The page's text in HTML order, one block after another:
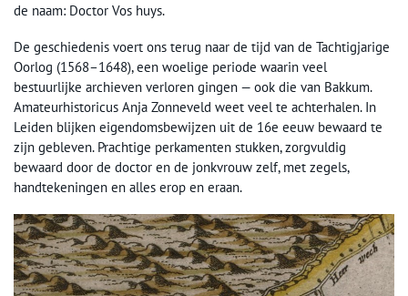
de naam: Doctor Vos huys.
De geschiedenis voert ons terug naar de tijd van de Tachtigjarige
Oorlog (1568–1648), een woelige periode waarin veel
bestuurlijke archieven verloren gingen — ook die van Bakkum.
Amateurhistoricus Anja Zonneveld weet veel te achterhalen. In
Leiden blijken eigendomsbewijzen uit de 16e eeuw bewaard te
zijn gebleven. Prachtige perkamenten stukken, zorgvuldig
bewaard door de doctor en de jonkvrouw zelf, met zegels,
handtekeningen en alles erop en eraan.